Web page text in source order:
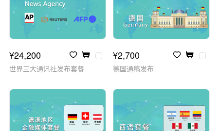
¥24,200
世界三大通讯社发布套餐
¥2,700
德国通稿发布